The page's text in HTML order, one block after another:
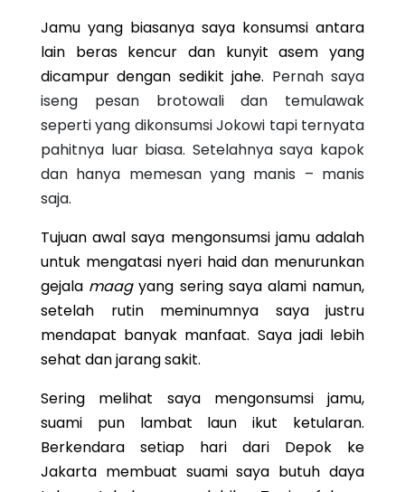
Jamu yang biasanya saya konsumsi antara
lain beras kencur dan kunyit asem yang
dicampur dengan sedikit jahe. Pernah saya
iseng pesan brotowali dan temulawak
seperti yang dikonsumsi Jokowi tapi ternyata
pahitnya luar biasa. Setelahnya saya kapok
dan hanya memesan yang manis – manis
saja.
Tujuan awal saya mengonsumsi jamu adalah
untuk mengatasi nyeri haid dan menurunkan
gejala maagyang sering saya alami namun,
setelah rutin meminumnya saya justru
mendapat banyak manfaat. Saya jadi lebih
sehat dan jarang sakit.
Sering melihat saya mengonsumsi jamu,
suami pun lambat laun ikut ketularan.
Berkendara setiap hari dari Depok ke
Jakarta membuat suami saya butuh daya